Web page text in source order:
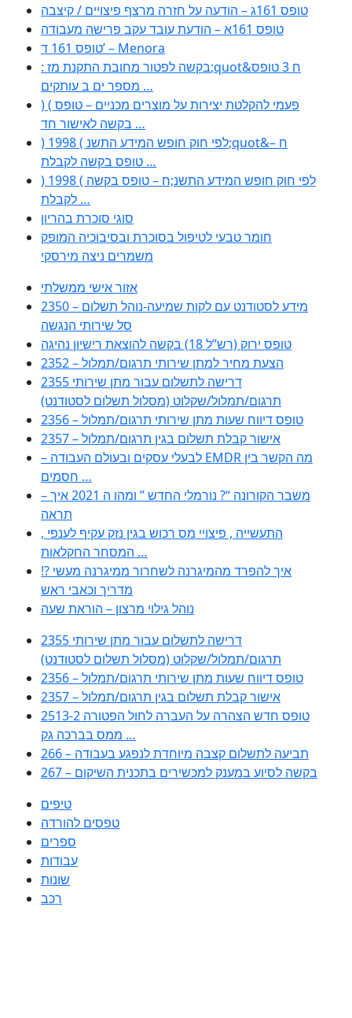
טופס 161ג – הודעה על חזרה מרצף פיצויים / קיצבה
טופס 161א – הודעת עובד עקב פרישה מעבודה
טופס 161 ד’ – Menora
: בקשה לפטור מחובת התקנת מז;quot&ח 3 טופס
מספר ים ב עותקים …
) ( פעמי להקלטת יצירות על מוצרים מכניים – טופס
בקשה לאישור חד …
) 1998 ( לפי חוק חופש המידע התשנ;quot&ח –
טופס בקשה לקבלת …
) 1998 ( לפי חוק חופש המידע התשנ;ח – טופס בקשה
לקבלת …
סוגי סוכרת בהריון
חומר טבעי לטיפול בסוכרת ובסיבוכיה המופק
משמרים ניצה מירסקי
אזור אישי ממשלתי
2350 – מידע לסטודנט עם לקות שמיעה-נוהל תשלום
סל שירותי הנגשה
טופס ירוק (רש”ל 18) בקשה להוצאת רישיון נהיגה
2352 – הצעת מחיר למתן שירותי תרגום/תמלול
2355 דרישה לתשלום עבור מתן שירותי
תרגום/תמלול/שקלוט (מסלול תשלום לסטודנט)
2356 – טופס דיווח שעות מתן שירותי תרגום/תמלול
2357 – אישור קבלת תשלום בגין תרגום/תמלול
– לבעלי עסקים ובעולם העבודה EMDR מה הקשר בין
חסמים …
– משבר הקורונה “? נורמלי החדש ” ומהו ה 2021 איך
תראה
, התעשייה , פיצויי מס רכוש בגין נזק עקיף לענפי
המסחר החקלאות …
!? איך להפרד מהמיגרנה לשחרור ממיגרנה מעשי
מדריך וכאבי ראש
נוהל גילוי מרצון – הוראת שעה
2355 דרישה לתשלום עבור מתן שירותי
תרגום/תמלול/שקלוט (מסלול תשלום לסטודנט)
2356 – טופס דיווח שעות מתן שירותי תרגום/תמלול
2357 – אישור קבלת תשלום בגין תרגום/תמלול
2513-2 טופס חדש הצהרה על העברה לחול הפטורה
ממס בברכה גק …
266 – תביעה לתשלום קצבה מיוחדת לנפגע בעבודה
267 – בקשה לסיוע במענק למכשירים בתכנית השיקום
טיפים
טפסים להורדה
ספרים
עבודות
שונות
רכב